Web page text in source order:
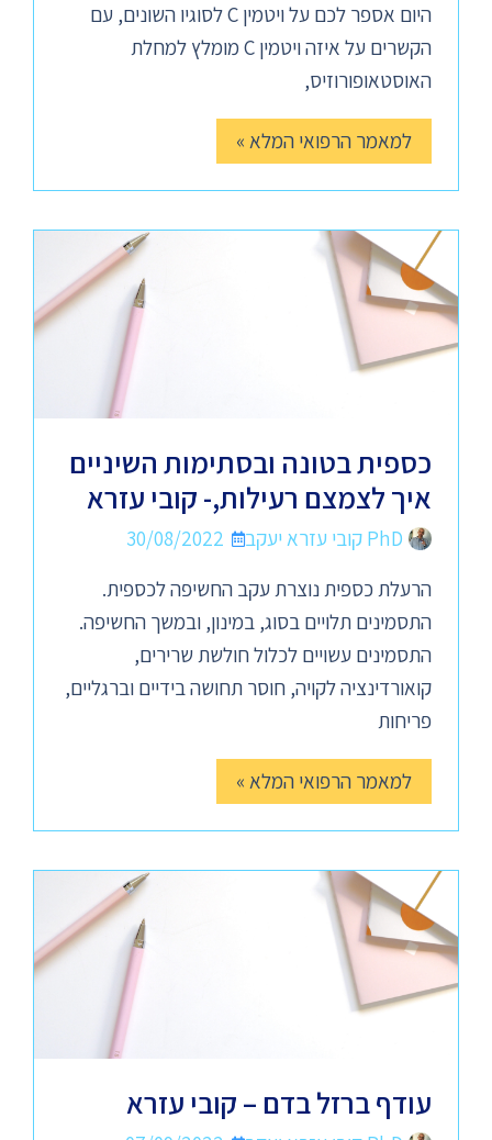
היום אספר לכם על ויטמין C לסוגיו השונים, עם
הקשרים על איזה ויטמין C מומלץ למחלת
האוסטאופורוזיס,
למאמר הרפואי המלא »
כספית בטונה ובסתימות השיניים
איך לצמצם רעילות,- קובי עזרא
PhD קובי עזרא יעקב
30/08/2022
הרעלת כספית נוצרת עקב החשיפה לכספית.
התסמינים תלויים בסוג, במינון, ובמשך החשיפה.
התסמינים עשויים לכלול חולשת שרירים,
קואורדינציה לקויה, חוסר תחושה בידיים וברגליים,
פריחות
למאמר הרפואי המלא »
עודף ברזל בדם – קובי עזרא